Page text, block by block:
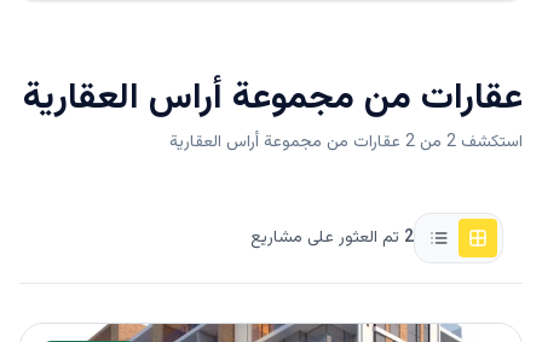
عقارات من مجموعة أراس العقارية
استكشف 2 من 2 عقارات من مجموعة أراس العقارية
2 تم العثور على مشاريع